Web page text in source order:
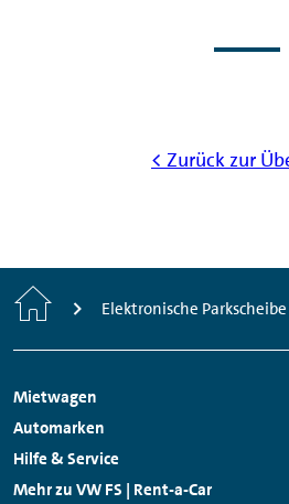
< Zurück zur
Start Elektronische Parkscheibe
Footer
Navigation
Mietwagen
Links:
Automarken
Links:
Hilfe & Service
Links:
Mehr zu VW FS | Rent-a-Car